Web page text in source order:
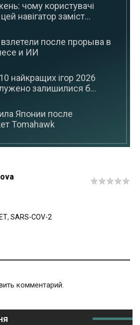
чому користувачі
навігатор заміст...
после прорыва в
и ИИ
найкращих ігор 2026
залишилися б...
Японии после
Tomahawk
, SARS-COV-2
комментарий.